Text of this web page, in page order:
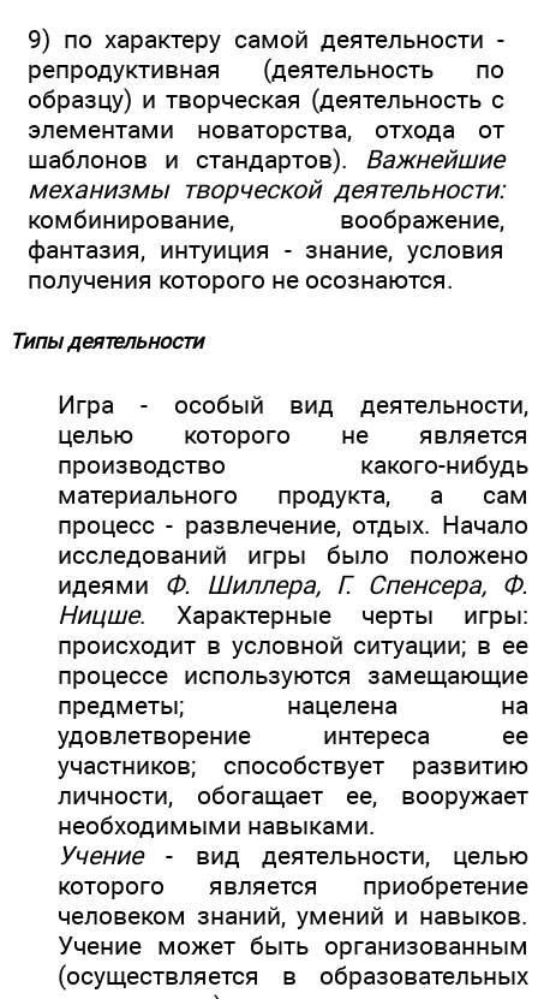
9) по характеру самой деятельности -
репродуктивная (деятельность по
образцу) и творческая (деятельность с
элементами новаторства, отхода от
шаблонов и стандартов). Важнейшие
механизмы творческой деятельности:
комбинирование, воображение,
фантазия, интуиция - знание, условия
получения которого не осознаются.
Типы деятельности
Игра - особый вид деятельности,
целью которого не является
производство какого-нибудь
материального продукта, а сам
процесс - развлечение, отдых. Начало
исследований игры было положено
идеями Ф. Шиллера, Г. Спенсера, Ф.
Ницше. Характерные черты игры:
происходит в условной ситуации; в ее
процессе используются замещающие
предметы; нацелена на
удовлетворение интереса ее
участников; способствует развитию
личности, обогащает ее, вооружает
необходимыми навыками.
Учение- вид деятельности, целью
которого является приобретение
человеком знаний, умений и навыков.
Учение может быть организованным
(осуществляется в образовательных